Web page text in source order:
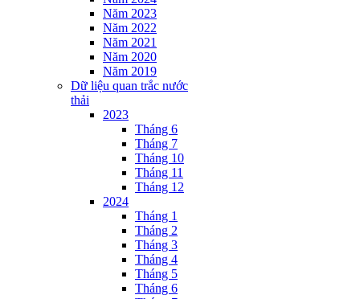
Năm 2023
Năm 2022
Năm 2021
Năm 2020
Năm 2019
Dữ liệu quan trắc nước
thải
2023
Tháng 6
Tháng 7
Tháng 10
Tháng 11
Tháng 12
2024
Tháng 1
Tháng 2
Tháng 3
Tháng 4
Tháng 5
Tháng 6